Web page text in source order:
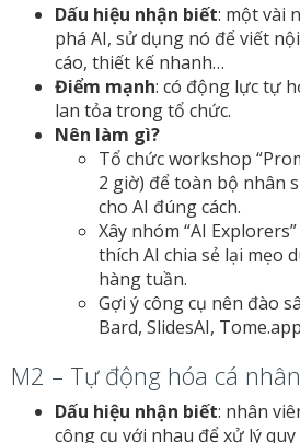
Dấu hiệu nhận biết: một vài
phá AI, sử dụng nó để viết
cáo, thiết kế nhanh…
Điểm mạnh: có động lực tự
lan tỏa trong tổ chức.
Nên làm gì?
Tổ chức workshop
2 giờ) để toàn bộ nhân
cho AI đúng cách.
Xây nhóm “AI
thích AI chia sẻ lại mẹo
hàng tuần.
Gợi ý công cụ nên đào
Bard, SlidesAI,
M2 – Tự động hóa cá nhân
Dấu hiệu nhận biết: nhân
công cụ với nhau để xử lý